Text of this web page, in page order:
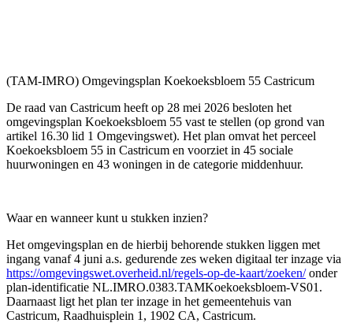
(TAM-IMRO) Omgevingsplan Koekoeksbloem 55 Castricum
De raad van Castricum heeft op 28 mei 2026 besloten het
omgevingsplan Koekoeksbloem 55 vast te stellen (op grond van
artikel 16.30 lid 1 Omgevingswet). Het plan omvat het perceel
Koekoeksbloem 55 in Castricum en voorziet in 45 sociale
huurwoningen en 43 woningen in de categorie middenhuur.
Waar en wanneer kunt u stukken inzien?
Het omgevingsplan en de hierbij behorende stukken liggen met
ingang vanaf 4 juni a.s. gedurende zes weken digitaal ter inzage via
https://omgevingswet.overheid.nl/regels-op-de-kaart/zoeken/onder
plan-identificatie NL.IMRO.0383.TAMKoekoeksbloem-VS01.
Daarnaast ligt het plan ter inzage in het gemeentehuis van
Castricum, Raadhuisplein 1, 1902 CA, Castricum.